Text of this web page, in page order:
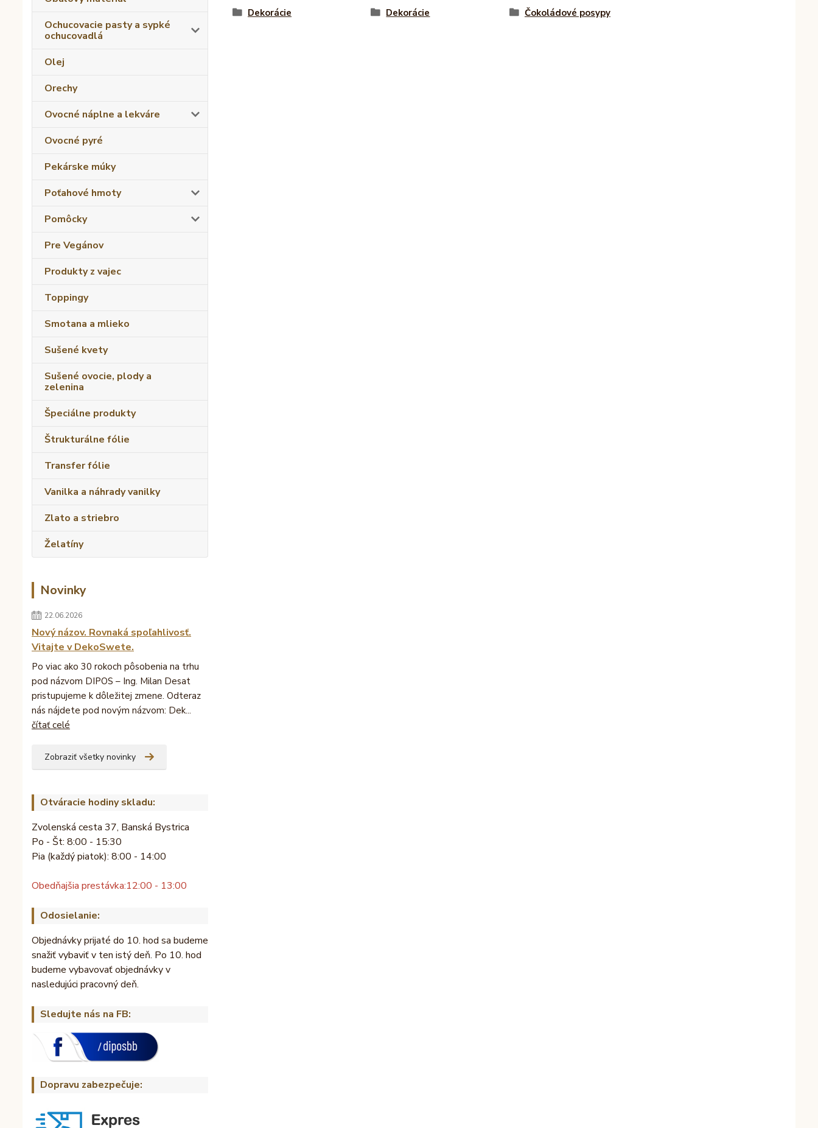
Ochucovacie pasty a sypké
ochucovadlá
Olej
Orechy
Ovocné náplne a lekváre
Ovocné pyré
Pekárske múky
Poťahové hmoty
Pomôcky
Pre Vegánov
Produkty z vajec
Toppingy
Smotana a mlieko
Sušené kvety
Sušené ovocie, plody a
zelenina
Špeciálne produkty
Štrukturálne fólie
Transfer fólie
Vanilka a náhrady vanilky
Zlato a striebro
Želatíny
Novinky
22.06.2026
Nový názov. Rovnaká spoľahlivosť.
Vitajte v DekoSwete.
Po viac ako 30 rokoch pôsobenia na trhu
pod názvom DIPOS – Ing. Milan Desat
pristupujeme k dôležitej zmene. Odteraz
nás nájdete pod novým názvom: Dek...
čítať celé
Zobraziť všetky novinky
Otváracie hodiny skladu:
Zvolenská cesta 37, Banská Bystrica
Po - Št: 8:00 - 15:30
Pia (každý piatok): 8:00 - 14:00
Obedňajšia prestávka:12:00 - 13:00
Odosielanie:
Objednávky prijaté do 10. hod sa budeme
snažiť vybaviť v ten istý deň. Po 10. hod
budeme vybavovať objednávky v
nasledujúci pracovný deň.
Sledujte nás na FB:
Dopravu zabezpečuje:
Dekorácie Dekorácie Čokoládové posypy